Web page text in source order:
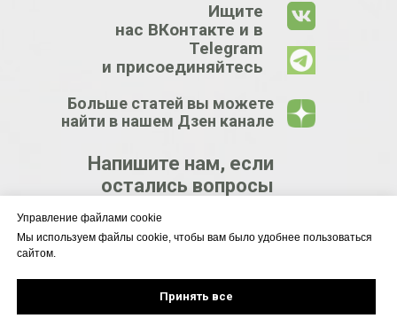
Управление файлами cookie
Мы используем файлы cookie, чтобы вам было удобнее пользоваться
сайтом.
Принять все
Напишите нам, если
остались вопросы
Ищите
нас ВКонтакте и в
Telegram
и присоединяйтесь
КРУПНЕЙШИЙ
ГРИЛЕЙ
Больше статей вы можете
найти в нашем Дзен канале